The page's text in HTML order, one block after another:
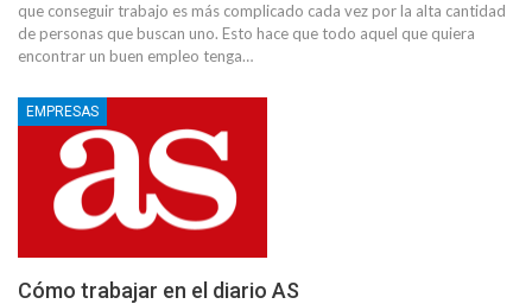
que conseguir trabajo es más complicado cada vez por la alta cantidad
de personas que buscan uno. Esto hace que todo aquel que quiera
encontrar un buen empleo tenga…
EMPRESAS
Cómo trabajar en el diario AS